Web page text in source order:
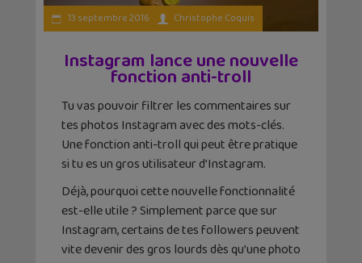
13 septembre 2016 Christophe Coquis
Instagram lance une nouvelle
fonction anti-troll
Tu vas pouvoir filtrer les commentaires sur
tes photos Instagram avec des mots-clés.
Une fonction anti-troll qui peut être pratique
si tu es un gros utilisateur d’Instagram.
Déjà, pourquoi cette nouvelle fonctionnalité
est-elle utile ? Simplement parce que sur
Instagram, certains de tes followers peuvent
vite devenir des gros lourds dès qu’une photo